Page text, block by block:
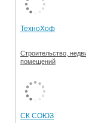
ТехноХоф
Строительство,
помещений
СК СОЮЗ